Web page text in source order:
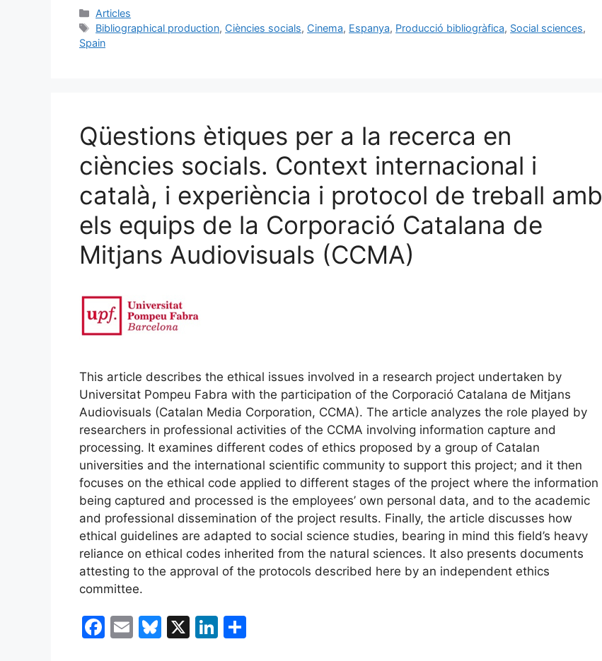
c
e
k
l
s
e p
Categories
Articles
Etiquetes
Bibliographical production, Ciències socials, Cinema, Espanya, Producció bibliogràfica, Social sciences,
Spain
Qüestions ètiques per a la recerca en
ciències socials. Context internacional i
català, i experiència i protocol de treball amb
els equips de la Corporació Catalana de
Mitjans Audiovisuals (CCMA)
This article describes the ethical issues involved in a research project undertaken by
Universitat Pompeu Fabra with the participation of the Corporació Catalana de Mitjans
Audiovisuals (Catalan Media Corporation, CCMA). The article analyzes the role played by
researchers in professional activities of the CCMA involving information capture and
processing. It examines different codes of ethics proposed by a group of Catalan
universities and the international scientific community to support this project; and it then
focuses on the ethical code applied to different stages of the project where the information
being captured and processed is the employees’ own personal data, and to the academic
and professional dissemination of the project results. Finally, the article discusses how
ethical guidelines are adapted to social science studies, bearing in mind this field’s heavy
reliance on ethical codes inherited from the natural sciences. It also presents documents
attesting to the approval of the protocols described here by an independent ethics
committee.
F
E
Bl X
Li